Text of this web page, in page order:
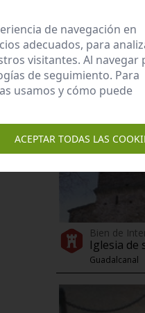
Bien de
Iglesia de
Guadalcanal
de navegación en
adecuados, para
visitantes. Al navegar
de seguimiento. Para
usamos y cómo puede
ACEPTAR TODAS LAS